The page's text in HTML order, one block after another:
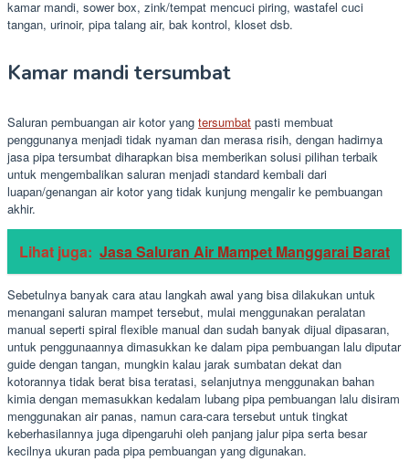
kamar mandi, sower box, zink/tempat mencuci piring, wastafel cuci
tangan, urinoir, pipa talang air, bak kontrol, kloset dsb.
Kamar mandi tersumbat
Saluran pembuangan air kotor yang tersumbat pasti membuat
penggunanya menjadi tidak nyaman dan merasa risih, dengan hadirnya
jasa pipa tersumbat diharapkan bisa memberikan solusi pilihan terbaik
untuk mengembalikan saluran menjadi standard kembali dari
luapan/genangan air kotor yang tidak kunjung mengalir ke pembuangan
akhir.
Lihat juga: Jasa Saluran Air Mampet Manggarai Barat
Sebetulnya banyak cara atau langkah awal yang bisa dilakukan untuk
menangani saluran mampet tersebut, mulai menggunakan peralatan
manual seperti spiral flexible manual dan sudah banyak dijual dipasaran,
untuk penggunaannya dimasukkan ke dalam pipa pembuangan lalu diputar
guide dengan tangan, mungkin kalau jarak sumbatan dekat dan
kotorannya tidak berat bisa teratasi, selanjutnya menggunakan bahan
kimia dengan memasukkan kedalam lubang pipa pembuangan lalu disiram
menggunakan air panas, namun cara-cara tersebut untuk tingkat
keberhasilannya juga dipengaruhi oleh panjang jalur pipa serta besar
kecilnya ukuran pada pipa pembuangan yang digunakan.